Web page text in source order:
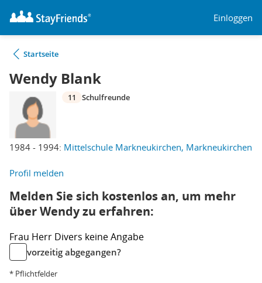
Einloggen
Startseite
Wendy Blank
1984 - 1994: Mittelschule Markneukirchen, Markneukirchen
11 Schulfreunde
Profil melden
Melden Sie sich kostenlos an, um mehr
über Wendy zu erfahren:
Frau Herr Divers keine Angabe
vorzeitig abgegangen?
* Pflichtfelder